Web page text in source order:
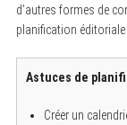
d’autres formes de
planification éditoriale
Astuces de
Créer un